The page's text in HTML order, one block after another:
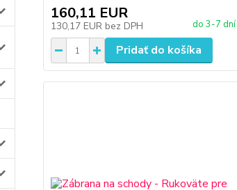
160,11 EUR
130,17 EUR bez DPH do 3-7 dní
Pridať do košíka